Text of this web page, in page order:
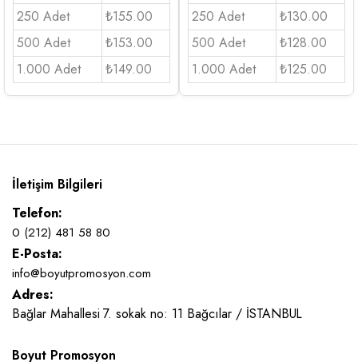
250 Adet
₺155.00
500 Adet
₺153.00
1.000 Adet
₺149.00
250 Adet
₺130.00
500 Adet
₺128.00
1.000 Adet
₺125.00
İletişim Bilgileri
Telefon:
0 (212) 481 58 80
E-Posta:
info@boyutpromosyon.com
Adres:
Bağlar Mahallesi 7. sokak no: 11 Bağcılar / İSTANBUL
Boyut Promosyon